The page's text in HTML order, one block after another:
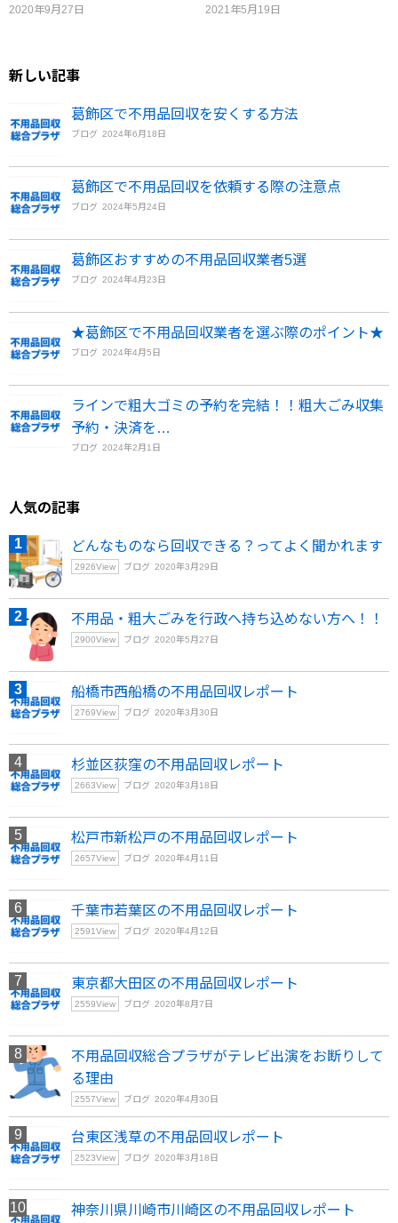
2020年9月27日 2021年5月19日
新しい記事
葛飾区で不用品回収を安くする方法
ブログ 2024年6月18日
葛飾区で不用品回収を依頼する際の注意点
ブログ 2024年5月24日
葛飾区おすすめの不用品回収業者5選
ブログ 2024年4月23日
★葛飾区で不用品回収業者を選ぶ際のポイント★
ブログ 2024年4月5日
ラインで粗大ゴミの予約を完結！！粗大ごみ収集
予約・決済を…
ブログ 2024年2月1日
人気の記事
どんなものなら回収できる？ってよく聞かれます
2926View ブログ 2020年3月29日
不用品・粗大ごみを行政へ持ち込めない方へ！！
2900View ブログ 2020年5月27日
船橋市西船橋の不用品回収レポート
2769View ブログ 2020年3月30日
杉並区荻窪の不用品回収レポート
2663View ブログ 2020年3月18日
松戸市新松戸の不用品回収レポート
2657View ブログ 2020年4月11日
千葉市若葉区の不用品回収レポート
2591View ブログ 2020年4月12日
東京都大田区の不用品回収レポート
2559View ブログ 2020年8月7日
不用品回収総合プラザがテレビ出演をお断りして
る理由
2557View ブログ 2020年4月30日
台東区浅草の不用品回収レポート
2523View ブログ 2020年3月18日
神奈川県川崎市川崎区の不用品回収レポート